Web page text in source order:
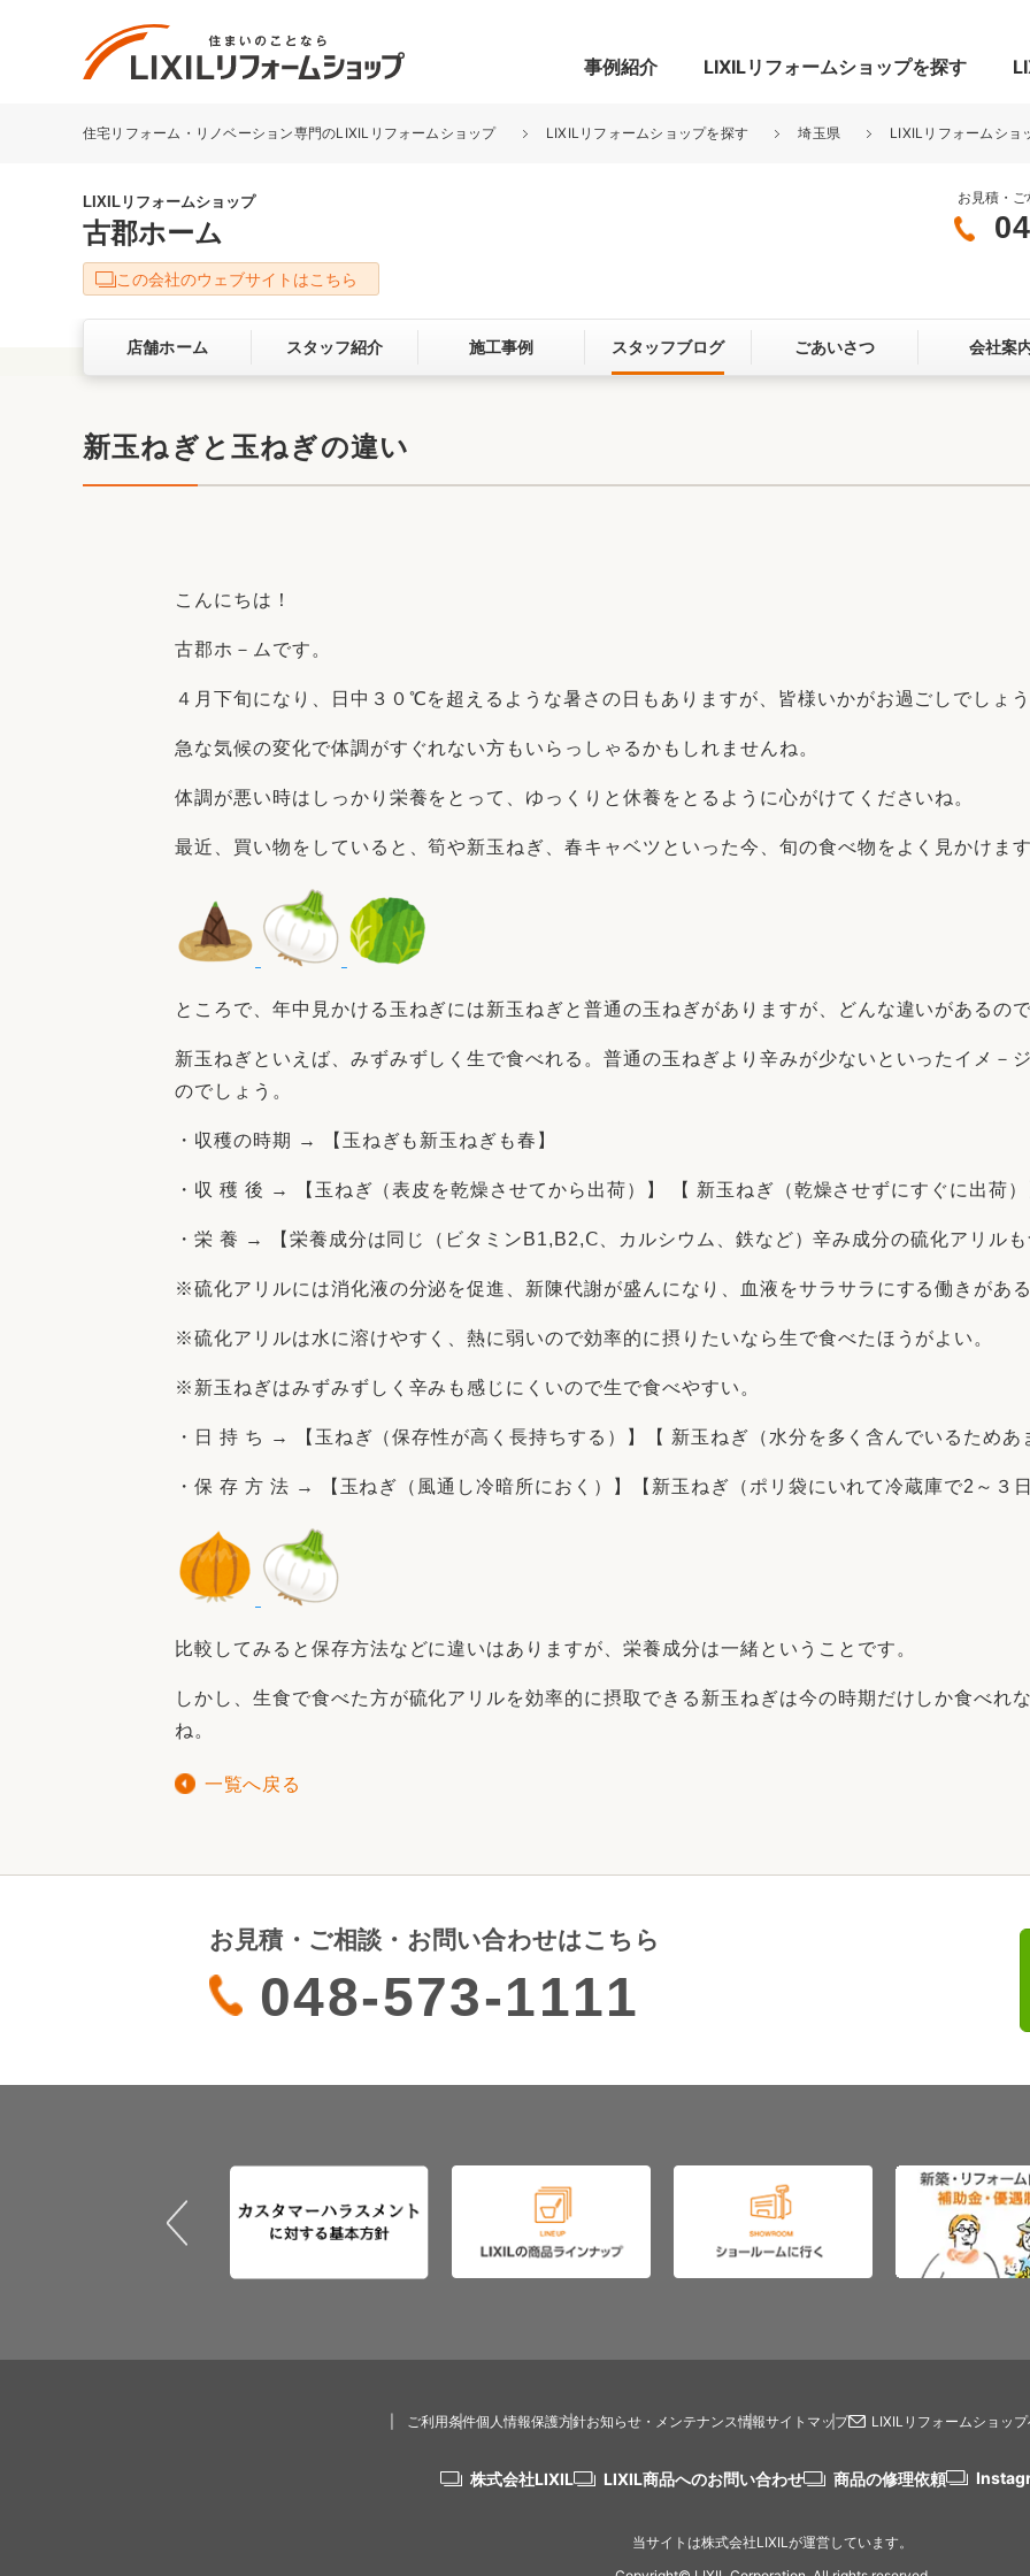
事例紹介
リフォーム事例を探す
キッチン
洗面化粧室 トイレ 玄関まわり 門まわり
ベランダ・バルコニー ガーデンスペース カースペース
お客さまの声
LIXILリフォームショップを探す
LIXILリフォームショップについて
サービス向上・品質改善の取り組み お客さま満足度アンケート
ここちい
リフォームコンシェルジュ®
中古物件探しから性能向上リフォームをワン
リフォームお役立ち情報
住宅リフォーム・リノベーション専門のLIXILリフォームショップ LIXILリフォームショップを探す 埼玉県 LIXILリフォームショ
LIXILリフォームショップ
古郡ホーム
お見積・
この会社のウェブサイトはこちら
店舗ホーム スタッフ紹介 施工事例 スタッフブログ ごあいさつ 会社案
新玉ねぎと玉ねぎの違い
こんにちは！
古郡ホ－ムです。
４月下旬になり、日中３０℃を超えるような暑さの日もありますが、皆様いかがお過ごしでしょう
急な気候の変化で体調がすぐれない方もいらっしゃるかもしれませんね。
体調が悪い時はしっかり栄養をとって、ゆっくりと休養をとるように心がけてくださいね。
最近、買い物をしていると、筍や新玉ねぎ、春キャベツといった今、旬の食べ物をよく見かけます
ところで、年中見かける玉ねぎには新玉ねぎと普通の玉ねぎがありますが、どんな違いがあるので
新玉ねぎといえば、みずみずしく生で食べれる。普通の玉ねぎより辛みが少ないといったイメ－
のでしょう。
・収穫の時期 → 【玉ねぎも新玉ねぎも春】
・収 穫 後 → 【玉ねぎ（表皮を乾燥させてから出荷）】 【 新玉ねぎ（乾燥させずにすぐに出荷）
・栄 養 → 【栄養成分は同じ（ビタミンB1,B2,Ⅽ、カルシウム、鉄など）辛み成分の硫化アリルも
※硫化アリルには消化液の分泌を促進、新陳代謝が盛んになり、血液をサラサラにする働きがあ
※硫化アリルは水に溶けやすく、熱に弱いので効率的に摂りたいなら生で食べたほうがよい。
※新玉ねぎはみずみずしく辛みも感じにくいので生で食べやすい。
・日 持 ち → 【玉ねぎ（保存性が高く長持ちする）】【 新玉ねぎ（水分を多く含んでいるためあ
・保 存 方 法 → 【玉ねぎ（風通し冷暗所におく）】【新玉ねぎ（ポリ袋にいれて冷蔵庫で2～３日
比較してみると保存方法などに違いはありますが、栄養成分は一緒ということです。
しかし、生食で食べた方が硫化アリルを効率的に摂取できる新玉ねぎは今の時期だけしか食べれ
ね。
一覧へ戻る
お見積・ご相談・お問い合わせはこちら
048-573-1111
ご利用条件個人情報保護方針お知らせ・メンテナンス情報サイトマップ LIXILリフォームショッ
株式会社LIXIL LIXIL商品へのお問い合わせ 商品の修理依頼
当サイトは株式会社LIXILが運営しています。